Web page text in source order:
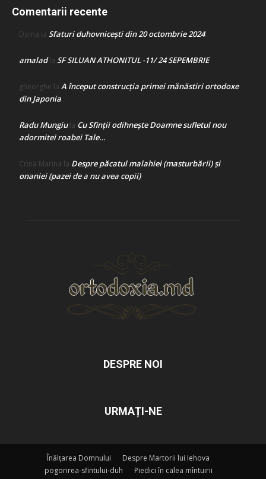
Comentarii recente
Doina la Sfaturi duhovnicești din 20 octombrie 2024
amaladla SF SILUAN ATHONITUL -11/ 24 SEPEMBRIE
gheorghe la A început construcţia primei mănăstiri ortodoxe
din Japonia
Radu Mungiula Cu Sfinții odihnește Doamne sufletul nou
adormitei roabei Tale…
Crina Marina la Despre păcatul malahiei (masturbării) şi
onaniei (pazei de a nu avea copii)
DESPRE NOI
URMAȚI-NE
Înălțarea Domnului
Despre Martorii lui Iehova
pogorirea-sfintului-duh
Piedici în calea mîntuirii